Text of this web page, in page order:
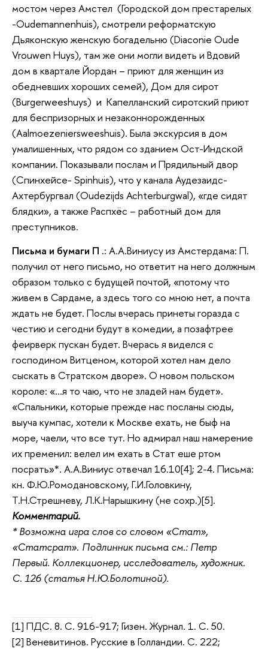
мостом через Амстел (Городской дом престарелых
-Oudemannenhuis), смотрели реформатскую
Дьяконскую женскую богадельню (Diaconie Oude
Vrouwen Huys), там же они могли видеть и Вдовий
дом в квартале Йордан – приют для женщин из
обедневших хороших семей), Дом для сирот
(Burgerweeshuys) и Капелланский сиротский приют
для беспризорных и незаконнорожденных
(Aalmoezeniersweeshuis). Была экскурсия в дом
умалишенных, что рядом со зданием Ост-Индской
компании. Показывали послам и Прядильный двор
(Спинхейсе- Spinhuis), что у канала Аудезаидс-
Ахтербургвал (Oudezijds Achterburgwal), «где сидят
блядки», а также Распхёс – работный дом для
преступников.
Письма и бумаги П .: А.А.Виниусу из Амстердама: П.
получил от него письмо, но ответит на него должным
образом только с будущей почтой, «потому что
живем в Сардаме, а здесь того со мною нет, а почта
ждать не будет. Послы вчерась принеты горазда с
честию и сегодни будут в комедии, а позафтрее
феирверк пускан будет. Вчерась я виделся с
господином Витценом, которой хотел нам дело
сыскать в Стратском дворе». О новом польском
короле: «…я то чаю, что не зладей нам будет».
«Спальники, которые прежде нас посланы сюды,
выуча кумпас, хотели к Москве ехать, не быф на
море, чаели, что все тут. Но адмирал наш намерение
их пременил: велел им ехать в Стат еше ртом
посрать»*. А.А.Виниус отвечал 16.10[4]; 2-4. Письма:
кн. Ф.Ю.Ромодановскому, Г.И.Головкину,
Т.Н.Стрешневу, Л.К.Нарышкину (не сохр.)[5].
Комментарий.
* Возможна игра слов со словом «Стат»,
«Статсрат». Подлинник письма см.: Петр
Первый. Коллекционер, исследователь, художник.
С. 126 (статья Н.Ю.Болотиной).
[1] ПДС. 8. С. 916-917; Гизен. Журнал. 1. С. 50.
[2] Веневитинов. Русские в Голландии. С. 222;